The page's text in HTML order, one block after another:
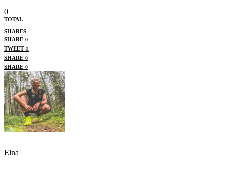
0
TOTAL
0
SHARES
SHARE 0
TWEET 0
SHARE 0
SHARE 0
Elna